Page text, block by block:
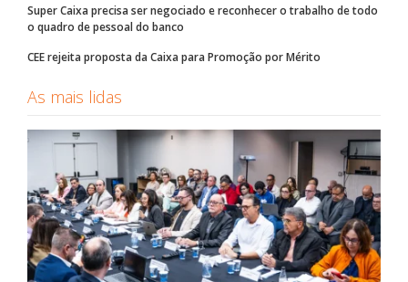
Super Caixa precisa ser negociado e reconhecer o trabalho de todo
o quadro de pessoal do banco
CEE rejeita proposta da Caixa para Promoção por Mérito
As mais lidas